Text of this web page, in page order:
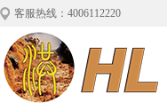
客服热线：4006112220